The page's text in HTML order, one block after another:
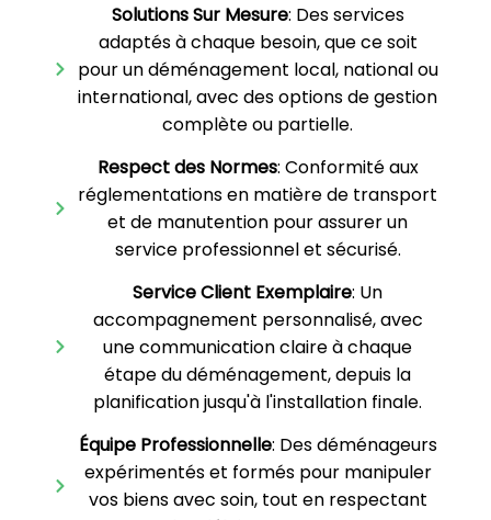
Solutions Sur Mesure: Des services
adaptés à chaque besoin, que ce soit
pour un déménagement local, national ou
international, avec des options de gestion
complète ou partielle.
Respect des Normes: Conformité aux
réglementations en matière de transport
et de manutention pour assurer un
service professionnel et sécurisé.
Service Client Exemplaire: Un
accompagnement personnalisé, avec
une communication claire à chaque
étape du déménagement, depuis la
planification jusqu'à l'installation finale.
Équipe Professionnelle: Des déménageurs
expérimentés et formés pour manipuler
vos biens avec soin, tout en respectant